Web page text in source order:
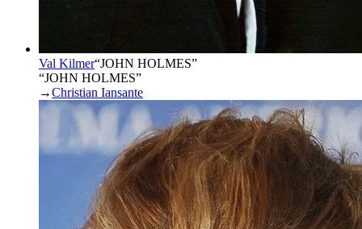
Val Kilmer“JOHN HOLMES”
“JOHN HOLMES”
→Christian Iansante